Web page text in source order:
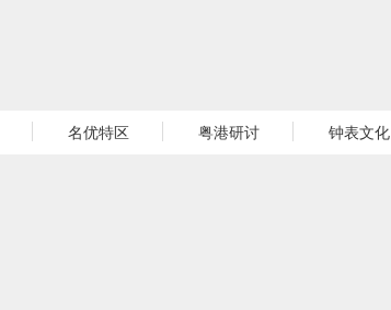
名优特区 粤港研讨 钟表文化